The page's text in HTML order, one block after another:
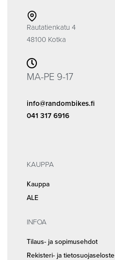
Rautatienkatu 4
48100 Kotka
MA-PE 9-17
info@randombikes.fi
041 317 6916
KAUPPA
Kauppa
ALE
INFOA
Tilaus- ja sopimusehdot
Rekisteri- ja tietosuojaseloste